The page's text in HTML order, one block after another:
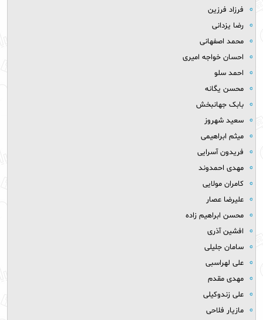
فرزاد فرزین
رضا یزدانی
محمد اصفهانی
احسان خواجه امیری
احمد سلو
محسن یگانه
بابک جهانبخش
سعید شهروز
میثم ابراهیمی
فریدون آسرایی
مهدی احمدوند
کامران مولایی
علیرضا عصار
محسن ابراهیم زاده
افشین آذری
سامان جلیلی
علی لهراسبی
مهدی مقدم
علی زندوکیلی
مازیار فلاحی